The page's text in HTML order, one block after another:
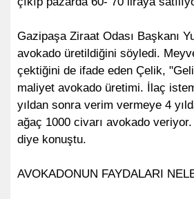
Gazipaşa Ziraat Odası Başkanı
avokado üretildiğini söyledi.
çektiğini de ifade eden Çelik,
maliyet avokado üretimi. İlaç
yıldan sonra verim vermeye 4
ağaç 1000 civarı avokado
diye konuştu.
AVOKADONUN FAYDALARI